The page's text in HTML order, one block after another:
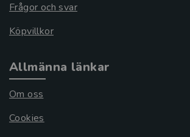
Frågor och svar
Köpvillkor
Allmänna länkar
Om oss
Cookies